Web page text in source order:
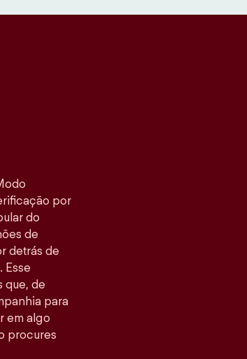
por
do
de
detrás de
Esse
que, de
para
em algo
procures